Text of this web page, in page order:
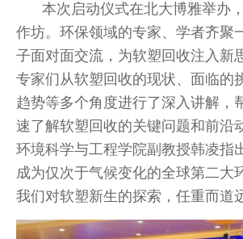
本次启动仪式在北大博雅举办
作坊。环保领域的专家、学者齐聚
子面对面交流，为软塑回收注入新
专家们从软塑回收的现状、面临的
趋势等多个角度进行了深入讲解，
速了解软塑回收的关键问题和前沿
环境科学与工程学院副教授韩凌指
成为仅次于气候变化的全球第二大
我们对软塑新生的探索，任重而道